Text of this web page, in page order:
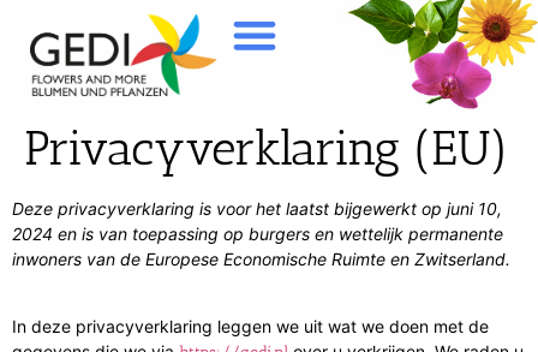
Privacyverklaring (EU)
Deze privacyverklaring is voor het laatst bijgewerkt op juni 10,
2024 en is van toepassing op burgers en wettelijk permanente
inwoners van de Europese Economische Ruimte en Zwitserland.
In deze privacyverklaring leggen we uit wat we doen met de